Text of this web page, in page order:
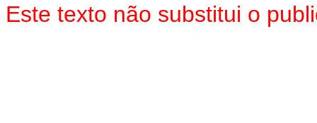
Este texto não substitui o